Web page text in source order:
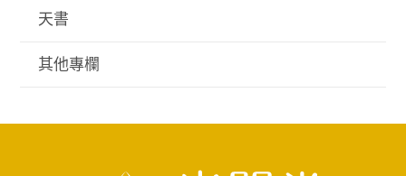
天書
其他專欄